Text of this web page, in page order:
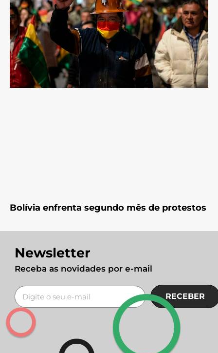
Bolívia enfrenta segundo mês de protestos
Newsletter
Receba as novidades por e-mail
RECEBER